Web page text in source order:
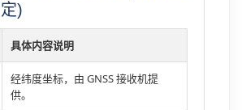
)
具体内容说明
经纬度坐标，由 GNSS 接收机提
供。